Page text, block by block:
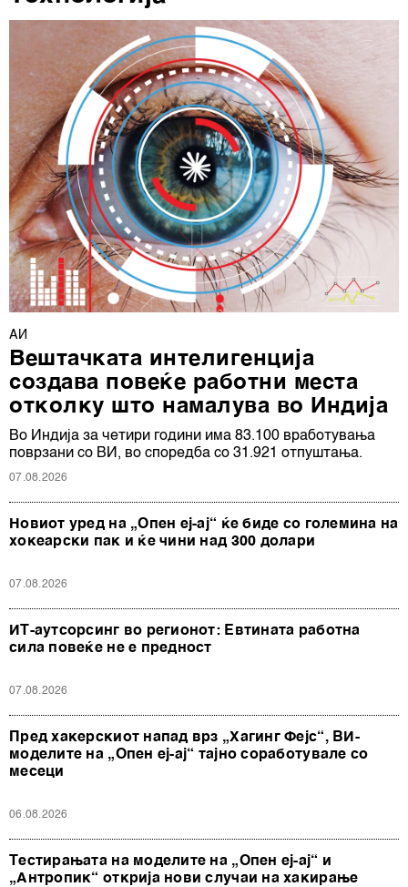
АИ
Вештачката интелигенција
создава повеќе работни места
отколку што намалува во Индија
Во Индија за четири години има 83.100 вработувања
поврзани со ВИ, во споредба со 31.921 отпуштања.
07.08.2026
Новиот уред на „Опен еј-ај“ ќе биде со големина на
хокеарски пак и ќе чини над 300 долари
07.08.2026
ИТ-аутсорсинг во регионот: Евтината работна
сила повеќе не е предност
07.08.2026
Пред хакерскиот напад врз „Хагинг Фејс“, ВИ-
моделите на „Опен еј-ај“ тајно соработувале со
месеци
06.08.2026
Тестирањата на моделите на „Опен еј-ај“ и
„Антропик“ открија нови случаи на хакирање